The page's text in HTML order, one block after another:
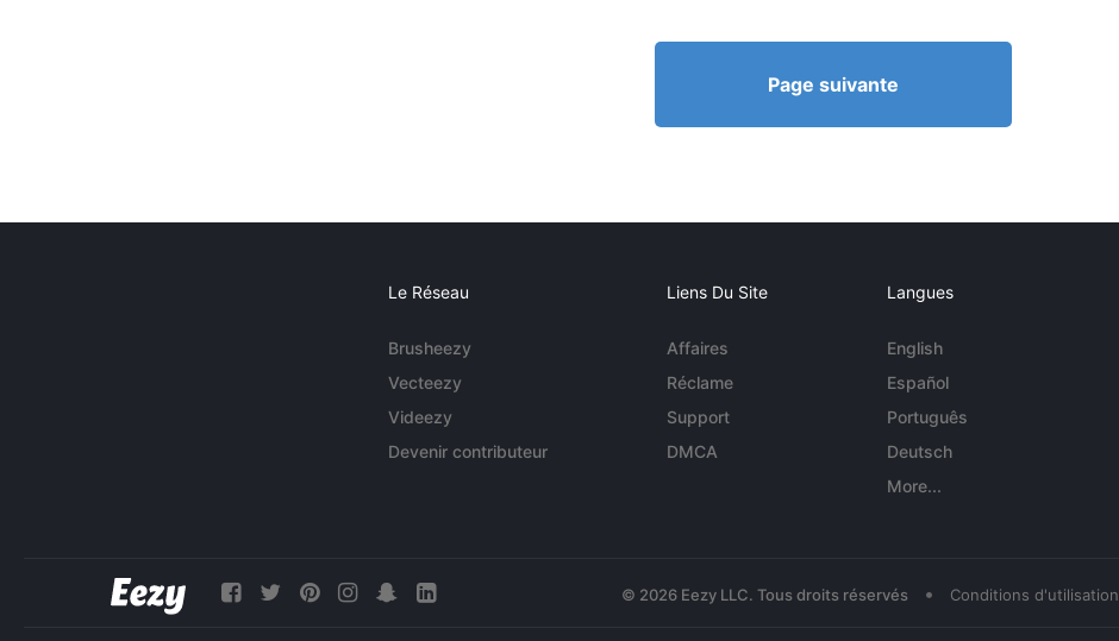
Page suivante
Le Réseau
Brusheezy
Vecteezy
Videezy
Devenir contributeur
Liens Du Site
Affaires
Réclame
Support
DMCA
Langues
English
Español
Português
Deutsch
More...
© 2026 Eezy LLC. Tous droits réservés • Conditions d'utilisation